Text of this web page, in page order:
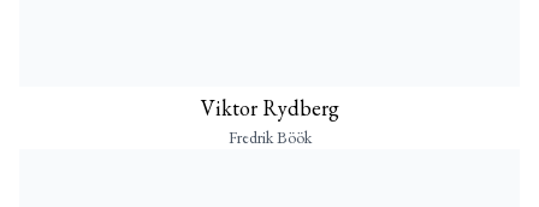
Viktor Rydberg
Fredrik Böök